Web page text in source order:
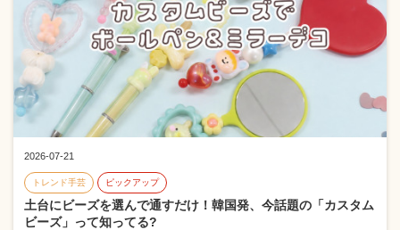
2026-07-21
トレンド手芸 ピックアップ
土台にビーズを選んで通すだけ！韓国発、今話題の「カスタム
ビーズ」って知ってる?